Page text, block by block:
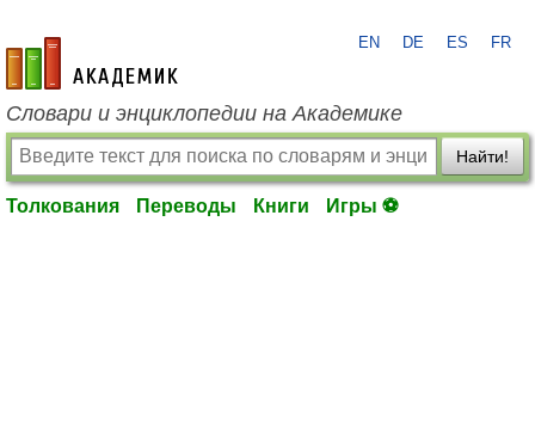
academic.ru
EN DE ES FR
Словари и энциклопедии на Академике
Найти!
Толкования Переводы Книги Игры ⚽